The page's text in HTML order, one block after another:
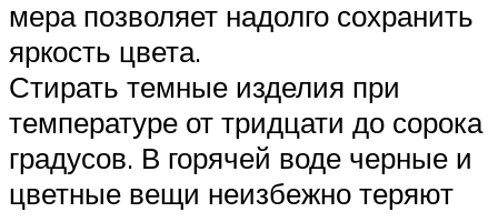
мера позволяет надолго сохранить
яркость цвета.
Стирать темные изделия при
температуре от тридцати до сорока
градусов. В горячей воде черные и
цветные вещи неизбежно теряют